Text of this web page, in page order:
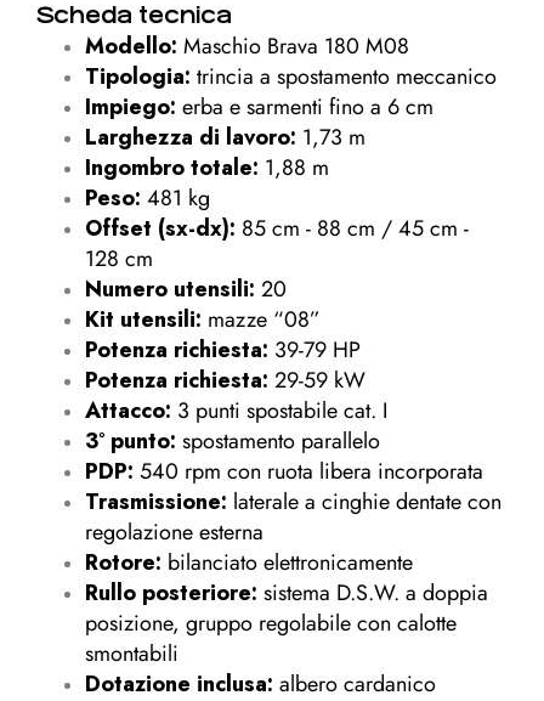
Scheda tecnica
Modello: Maschio Brava 180 M08
Tipologia: trincia a spostamento meccanico
Impiego: erba e sarmenti fino a 6 cm
Larghezza di lavoro: 1,73 m
Ingombro totale: 1,88 m
Peso: 481 kg
Offset (sx-dx): 85 cm - 88 cm / 45 cm -
128 cm
Numero utensili: 20
Kit utensili: mazze “08”
Potenza richiesta: 39-79 HP
Potenza richiesta: 29-59 kW
Attacco: 3 punti spostabile cat. I
3° punto: spostamento parallelo
PDP: 540 rpm con ruota libera incorporata
Trasmissione: laterale a cinghie dentate con
regolazione esterna
Rotore: bilanciato elettronicamente
Rullo posteriore: sistema D.S.W. a doppia
posizione, gruppo regolabile con calotte
smontabili
Dotazione inclusa: albero cardanico